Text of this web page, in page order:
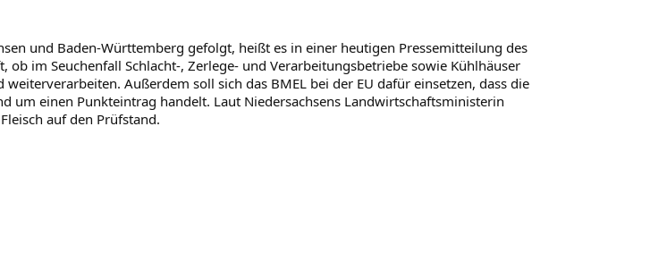
und Baden-Württemberg gefolgt, heißt es in einer heutigen Pressemitteilung des
im Seuchenfall Schlacht-, Zerlege- und Verarbeitungsbetriebe sowie Kühlhäuser
Außerdem soll sich das BMEL bei der EU dafür einsetzen, dass die
um einen Punkteintrag handelt. Laut Niedersachsens Landwirtschaftsministerin
auf den Prüfstand.